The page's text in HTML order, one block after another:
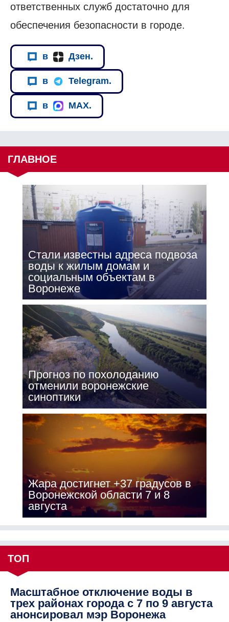
ответственных служб достаточно для
обеспечения безопасности в городе.
в Дзен.
в Telegram.
в MAX.
ГЛАВНОЕ
Стали известны адреса подвоза
воды к жилым домам и
социальным объектам в
Воронеже
Прогноз по похолоданию
отменили воронежские
синоптики
Жара достигнет +37 градусов в
Воронежской области 7 и 8
августа
ТОП
Масштабное отключение воды в
трех районах города с 7 по 9 августа
анонсировал мэр Воронежа